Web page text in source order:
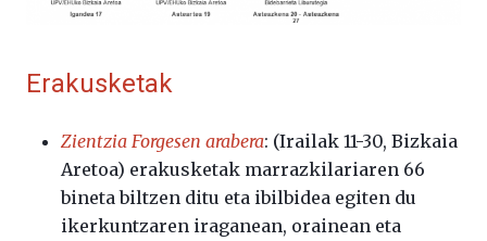
Erakusketak
Zientzia Forgesen arabera: (Irailak 11-30, Bizkaia
Aretoa) erakusketak marrazkilariaren 66
bineta biltzen ditu eta ibilbidea egiten du
ikerkuntzaren iraganean, orainean eta